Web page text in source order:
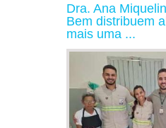
Dra. Ana
Bem distribuem
mais uma ...